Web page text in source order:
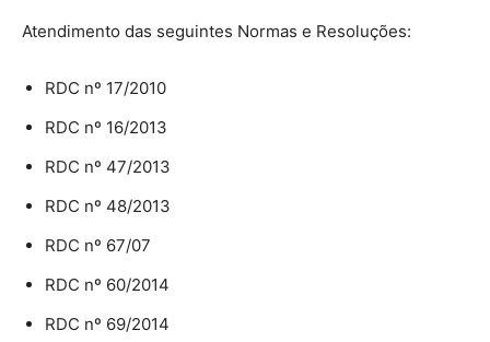
Atendimento das seguintes Normas e Resoluções:
RDC nº 17/2010
RDC nº 16/2013
RDC nº 47/2013
RDC nº 48/2013
RDC nº 67/07
RDC nº 60/2014
RDC nº 69/2014